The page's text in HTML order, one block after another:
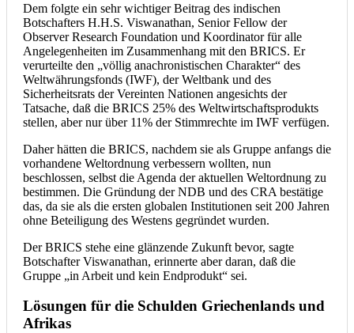
Dem folgte ein sehr wichtiger Beitrag des indischen
Botschafters H.H.S. Viswanathan, Senior Fellow der
Observer Research Foundation und Koordinator für alle
Angelegenheiten im Zusammenhang mit den BRICS. Er
verurteilte den „völlig anachronistischen Charakter“ des
Weltwährungsfonds (IWF), der Weltbank und des
Sicherheitsrats der Vereinten Nationen angesichts der
Tatsache, daß die BRICS 25% des Weltwirtschaftsprodukts
stellen, aber nur über 11% der Stimmrechte im IWF verfügen.
Daher hätten die BRICS, nachdem sie als Gruppe anfangs die
vorhandene Weltordnung verbessern wollten, nun
beschlossen, selbst die Agenda der aktuellen Weltordnung zu
bestimmen. Die Gründung der NDB und des CRA bestätige
das, da sie als die ersten globalen Institutionen seit 200 Jahren
ohne Beteiligung des Westens gegründet wurden.
Der BRICS stehe eine glänzende Zukunft bevor, sagte
Botschafter Viswanathan, erinnerte aber daran, daß die
Gruppe „in Arbeit und kein Endprodukt“ sei.
Lösungen für die Schulden Griechenlands und
Afrikas